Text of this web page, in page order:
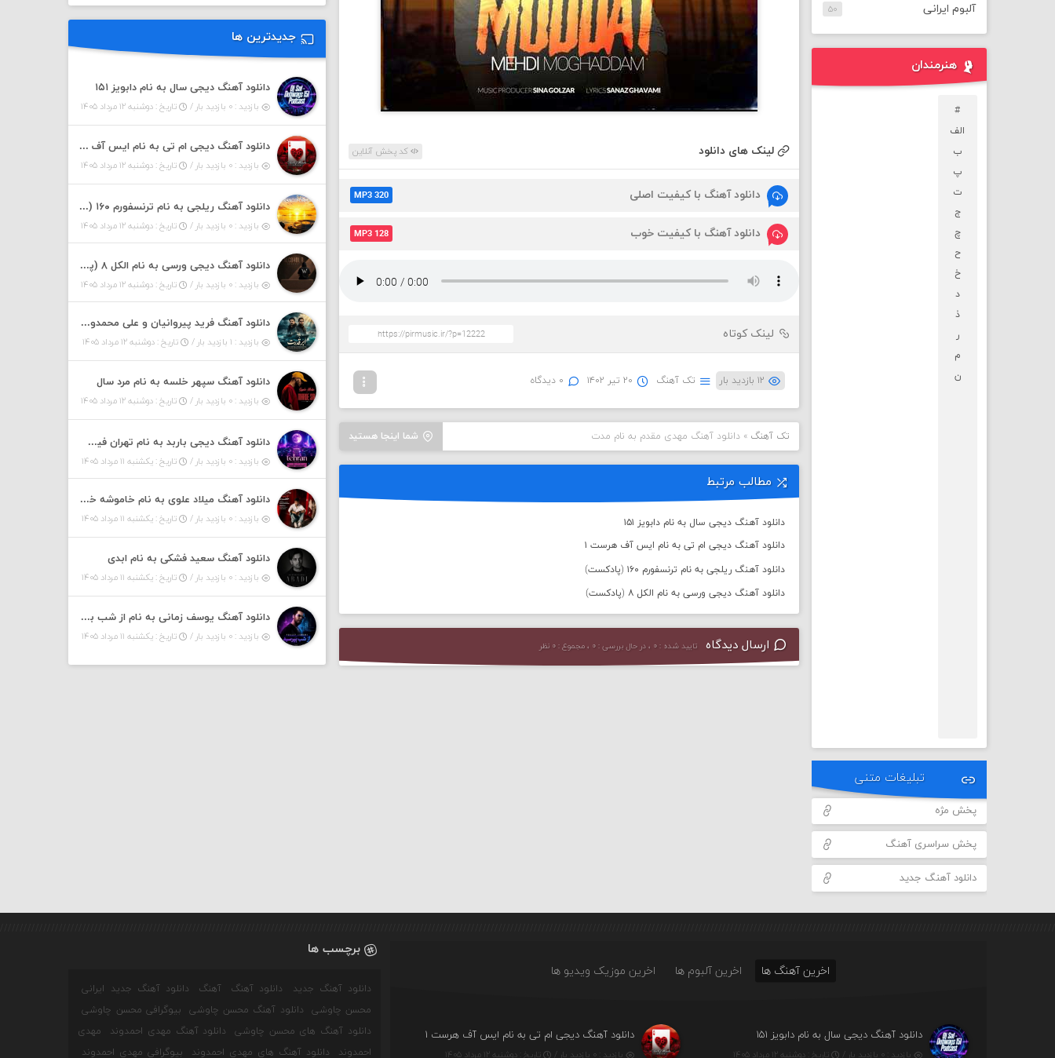
لینک های دانلود کد پخش آنلاین
دانلود آهنگ با کیفیت اصلی MP3 320
دانلود آهنگ با کیفیت خوب MP3 128
لینک کوتاه
۱۲ بازدید بار تک آهنگ ۲۰ تیر ۱۴۰۲ ۰ دیدگاه
شما اینجا هستید تک آهنگ »دانلود آهنگ مهدی مقدم به نام مدت
مطالب مرتبط
دانلود آهنگ دیجی سال به نام دابویز ۱۵۱
دانلود آهنگ دیجی ام تی به نام ایس آف هرست ۱
دانلود آهنگ ریلجی به نام ترنسفورم ۱۶۰ (پادکست)
دانلود آهنگ دیجی ورسی به نام الکل ۸ (پادکست)
ارسال دیدگاه تایید شده : ۰ ، در حال بررسی : ۰ ، مجموع : ۰ نظر
آلبوم ایرانی ۵۰
هنرمندان
#
الف
ب
پ
ت
ج
چ
ح
خ
د
ذ
ر
م
ن
تبلیغات متنی
پخش مژه
پخش سراسری آهنگ
دانلود آهنگ جدید
جدیدترین ها
دانلود آهنگ دیجی سال به نام دابویز ۱۵۱
بازدید : ۰ بازدید بار / تاریخ : دوشنبه ۱۲ مرداد ۱۴۰۵
دانلود آهنگ دیجی ام تی به نام ایس آف هرست ۱
بازدید : ۰ بازدید بار / تاریخ : دوشنبه ۱۲ مرداد ۱۴۰۵
دانلود آهنگ ریلجی به نام ترنسفورم ۱۶۰ (پادکست)
بازدید : ۰ بازدید بار / تاریخ : دوشنبه ۱۲ مرداد ۱۴۰۵
دانلود آهنگ دیجی ورسی به نام الکل ۸ (پادکست)
بازدید : ۰ بازدید بار / تاریخ : دوشنبه ۱۲ مرداد ۱۴۰۵
دانلود آهنگ فرید پیروانیان و علی محمدوند به نام اَبَر قدرت
بازدید : ۱ بازدید بار / تاریخ : دوشنبه ۱۲ مرداد ۱۴۰۵
دانلود آهنگ سپهر خلسه به نام مرد سال
بازدید : ۰ بازدید بار / تاریخ : دوشنبه ۱۲ مرداد ۱۴۰۵
دانلود آهنگ دیجی باربد به نام تهران فیت ۵۵ (پادکست)
بازدید : ۰ بازدید بار / تاریخ : یکشنبه ۱۱ مرداد ۱۴۰۵
دانلود آهنگ میلاد علوی به نام خاموشه خطت
بازدید : ۰ بازدید بار / تاریخ : یکشنبه ۱۱ مرداد ۱۴۰۵
دانلود آهنگ سعید فشکی به نام ابدی
بازدید : ۰ بازدید بار / تاریخ : یکشنبه ۱۱ مرداد ۱۴۰۵
دانلود آهنگ یوسف زمانی به نام از شب بپرسین میگه چه روزگاری دارم
بازدید : ۰ بازدید بار / تاریخ : یکشنبه ۱۱ مرداد ۱۴۰۵
اخرین آهنگ ها اخرین آلبوم ها اخرین موزیک ویدیو ها
دانلود آهنگ دیجی سال به نام دابویز ۱۵۱
بازدید : ۰ بازدید بار / تاریخ : دوشنبه ۱۲ مرداد ۱۴۰۵
دانلود آهنگ دیجی ام تی به نام ایس آف هرست ۱
بازدید : ۰ بازدید بار / تاریخ : دوشنبه ۱۲ مرداد ۱۴۰۵
برچسب ها
دانلود آهنگ جدید دانلود آهنگ آهنگ
دانلود آهنگ جدید ایرانی
محسن چاوشی
دانلود آهنگ محسن چاوشی
بیوگرافی محسن چاوشی
دانلود آهنگ های محسن چاوشی
دانلود آهنگ مهدی احمدوند
مهدی
احمدوند
دانلود آهنگ های مهدی احمدوند بیوگرافی مهدی احمدوند